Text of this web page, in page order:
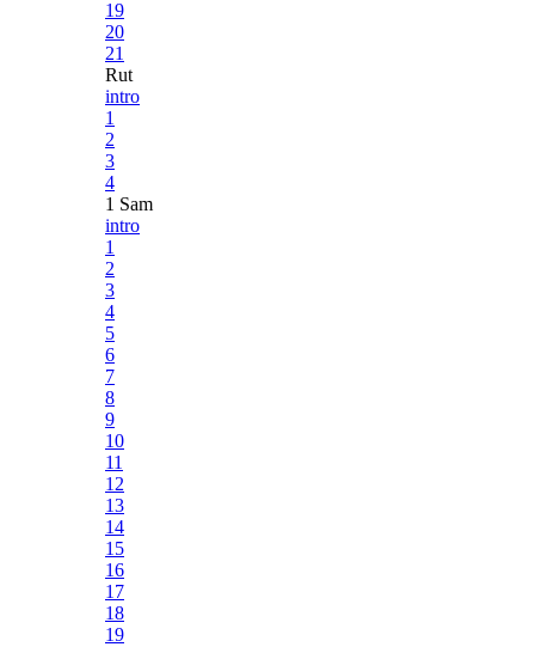
19
20
21
Rut
intro
1
2
3
4
1 Sam
intro
1
2
3
4
5
6
7
8
9
10
11
12
13
14
15
16
17
18
19